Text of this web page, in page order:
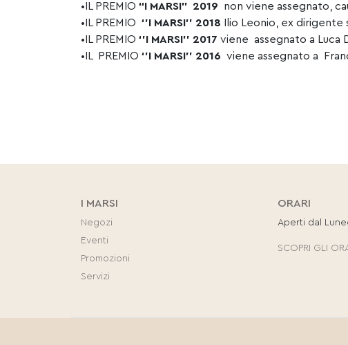
•IL PREMIO “I MARSI” 2019 non viene assegnato,
•IL PREMIO ‘’I MARSI’’ 2018 Ilio Leonio, ex dirigente
•IL PREMIO ‘’I MARSI’’ 2017 viene assegnato a Luca
•IL PREMIO ‘’I MARSI’’ 2016 viene assegnato a
I MARSI
Negozi
Eventi
Promozioni
Servizi
ORARI
Aperti dal
SCOPRI GLI